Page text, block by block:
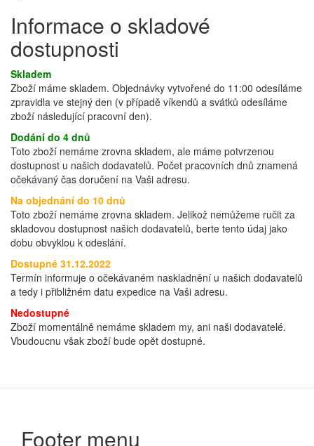
Informace o skladové
dostupnosti
Skladem
Zboží máme skladem. Objednávky vytvořené do 11:00 odesíláme
zpravidla ve stejný den (v případě víkendů a svátků odesíláme
zboží následující pracovní den).
Dodání do 4 dnů
Toto zboží nemáme zrovna skladem, ale máme potvrzenou
dostupnost u našich dodavatelů. Počet pracovních dnů znamená
očekávaný čas doručení na Vaši adresu.
Na objednání do 10 dnů
Toto zboží nemáme zrovna skladem. Jelikož nemůžeme ručit za
skladovou dostupnost našich dodavatelů, berte tento údaj jako
dobu obvyklou k odeslání.
Dostupné 31.12.2022
Termín informuje o očekávaném naskladnění u našich dodavatelů
a tedy i přibližném datu expedice na Vaši adresu.
Nedostupné
Zboží momentálně nemáme skladem my, ani naši dodavatelé.
Vbudoucnu však zboží bude opět dostupné.
Footer menu